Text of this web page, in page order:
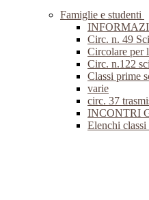
Famiglie e studenti
Circ. n. 49
Circolare per
Circ. n.122
Classi prime
varie
circ. 37
INCONTRI
Elenchi